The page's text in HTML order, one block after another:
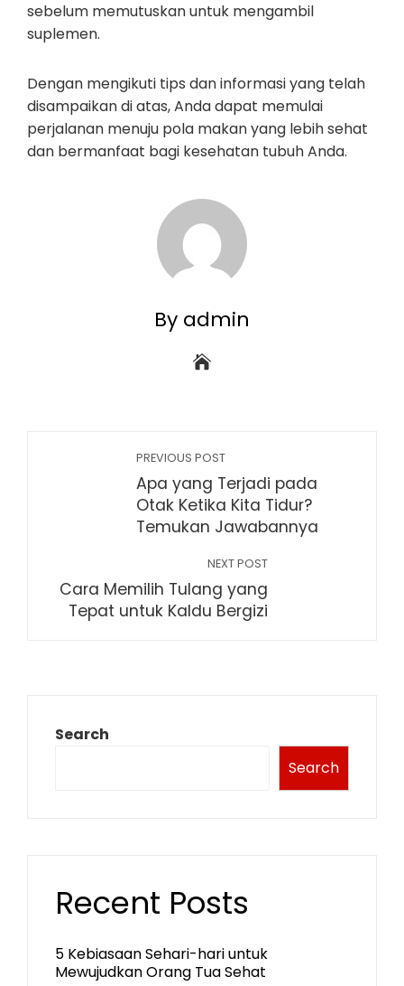
sebelum memutuskan untuk mengambil
suplemen.
Dengan mengikuti tips dan informasi yang telah
disampaikan di atas, Anda dapat memulai
perjalanan menuju pola makan yang lebih sehat
dan bermanfaat bagi kesehatan tubuh Anda.
By admin
PREVIOUS POST
Apa yang Terjadi pada
Otak Ketika Kita Tidur?
Temukan Jawabannya
NEXT POST
Cara Memilih Tulang yang
Tepat untuk Kaldu Bergizi
Search
Search
Recent Posts
5 Kebiasaan Sehari-hari untuk
Mewujudkan Orang Tua Sehat